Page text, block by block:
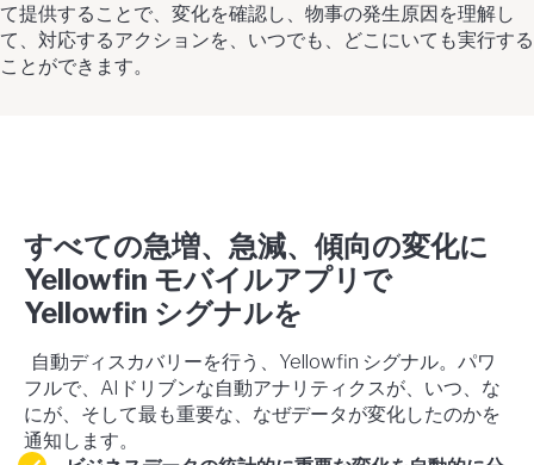
て提供することで、変化を確認し、物事の発生原因を理解し
て、対応するアクションを、いつでも、どこにいても実行する
ことができます。
すべての急増、急減、傾向の変化に
Yellowfin モバイルアプリで
Yellowfin シグナルを
自動ディスカバリーを行う、 Yellowfin シグナル。パワ
フルで、AIドリブンな自動アナリティクスが、いつ、な
にが、そして最も重要な、なぜデータが変化したのかを
通知します。